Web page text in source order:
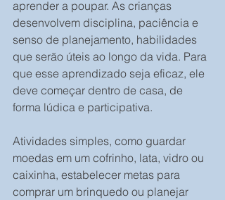
aprender a poupar. As crianças
desenvolvem disciplina, paciência e
senso de planejamento, habilidades
que serão úteis ao longo da vida. Para
que esse aprendizado seja eficaz, ele
deve começar dentro de casa, de
forma lúdica e participativa.
Atividades simples, como guardar
moedas em um cofrinho, lata, vidro ou
caixinha, estabelecer metas para
comprar um brinquedo ou planejar